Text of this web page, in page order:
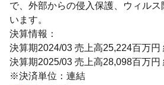
で、外部からの侵入保護、ウィル
います。
決算情報：
決算期2024/03 売上高25,224百万円
決算期2025/03 売上高28,098百万円
※決済単位：連結